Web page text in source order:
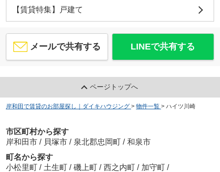
【賃貸特集】戸建て
メールで共有する LINEで共有する
ページトップへ
岸和田で賃貸のお部屋探し｜ダイキハウジング > 物件一覧 > ハイツ川崎
市区町村から探す
岸和田市 / 貝塚市 / 泉北郡忠岡町 / 和泉市
町名から探す
小松里町 / 土生町 / 磯上町 / 西之内町 / 加守町 /